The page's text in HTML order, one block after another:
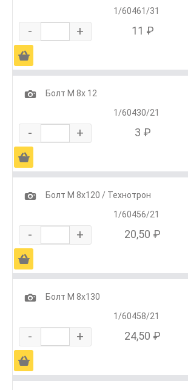
1/60461/31
- + 11 ₽
Ä
1
Болт М 8х 12
1/60430/21
- + 3 ₽
Ä
1
Болт М 8х120 / Технотрон
1/60456/21
- + 20,50 ₽
Ä
1
Болт М 8х130
1/60458/21
- + 24,50 ₽
Ä